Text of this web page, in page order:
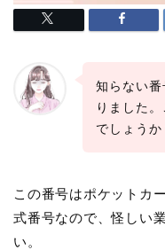
知らない
りました
でしょうか
この番号はポケットカ
式番号なので、怪しい
い。